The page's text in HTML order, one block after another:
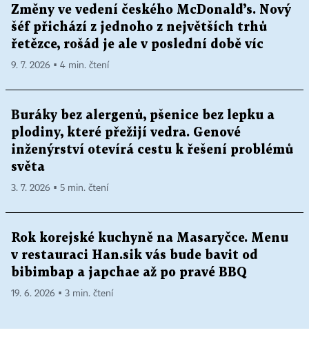
Změny ve vedení českého McDonald’s. Nový
šéf přichází z jednoho z největších trhů
řetězce, rošád je ale v poslední době víc
9. 7. 2026 ▪ 4 min. čtení
Buráky bez alergenů, pšenice bez lepku a
plodiny, které přežijí vedra. Genové
inženýrství otevírá cestu k řešení problémů
světa
3. 7. 2026 ▪ 5 min. čtení
Rok korejské kuchyně na Masaryčce. Menu
v restauraci Han.sik vás bude bavit od
bibimbap a japchae až po pravé BBQ
19. 6. 2026 ▪ 3 min. čtení